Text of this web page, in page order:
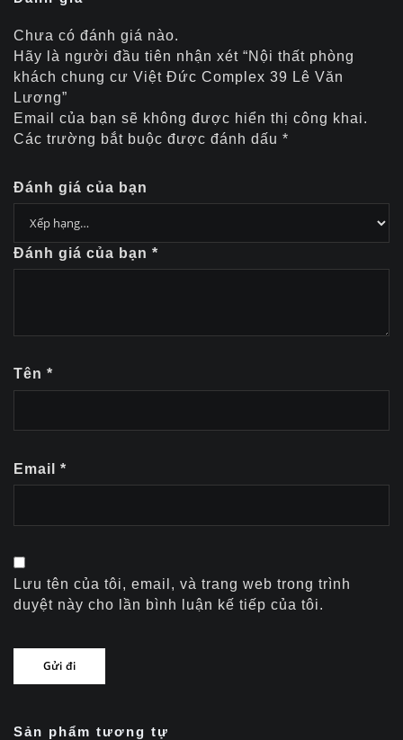
Chưa có đánh giá nào.
Hãy là người đầu tiên nhận xét “Nội thất phòng
khách chung cư Việt Đức Complex 39 Lê Văn
Lương”
Email của bạn sẽ không được hiển thị công khai.
Các trường bắt buộc được đánh dấu *
Đánh giá của bạn
Đánh giá của bạn *
Tên *
Email *
Lưu tên của tôi, email, và trang web trong trình
duyệt này cho lần bình luận kế tiếp của tôi.
Sản phẩm tương tự